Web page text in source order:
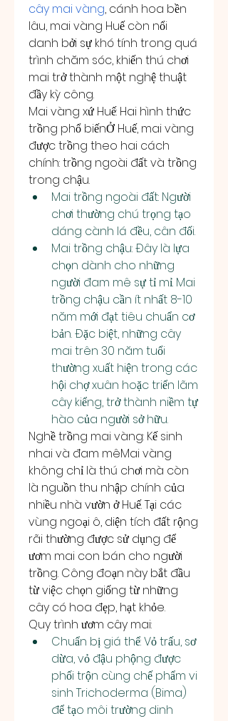
cây mai vàng, cánh hoa bền
lâu, mai vàng Huế còn nổi
danh bởi sự khó tính trong quá
trình chăm sóc, khiến thú chơi
mai trở thành một nghệ thuật
đầy kỳ công.
Mai vàng xứ Huế: Hai hình thức
trồng phổ biếnỞ Huế, mai vàng
được trồng theo hai cách
chính: trồng ngoài đất và trồng
trong chậu.
Mai trồng ngoài đất: Người
chơi thường chú trọng tạo
dáng cành lá đều, cân đối.
Mai trồng chậu: Đây là lựa
chọn dành cho những
người đam mê sự tỉ mỉ. Mai
trồng chậu cần ít nhất 8-10
năm mới đạt tiêu chuẩn cơ
bản. Đặc biệt, những cây
mai trên 30 năm tuổi
thường xuất hiện trong các
hội chợ xuân hoặc triển lãm
cây kiểng, trở thành niềm tự
hào của người sở hữu.
Nghề trồng mai vàng: Kế sinh
nhai và đam mêMai vàng
không chỉ là thú chơi mà còn
là nguồn thu nhập chính của
nhiều nhà vườn ở Huế. Tại các
vùng ngoại ô, diện tích đất rộng
rãi thường được sử dụng để
ươm mai con bán cho người
trồng. Công đoạn này bắt đầu
từ việc chọn giống từ những
cây có hoa đẹp, hạt khỏe.
Quy trình ươm cây mai:
Chuẩn bị giá thể: Vỏ trấu, sơ
dừa, vỏ đậu phộng được
phối trộn cùng chế phẩm vi
sinh Trichoderma (Bima)
để tạo môi trường dinh